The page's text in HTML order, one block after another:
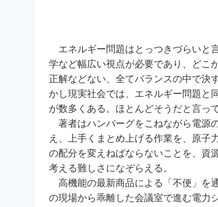
エネルギー問題はとっつきづらいと
学など幅広い視点が必要であり、どこ
正解などない、全てバランスの中で決
かし現実社会では、エネルギー問題と
が数多くある。ほとんどそうだと言っ
著者はハンバーグをこねながら電源
え、上手くまとめ上げる作業を、原子
の配分を変えねばならないことを、資
考える難しさになぞらえる。
高機能の最新商品による「不便」を
の現場から乖離した会議室で進む電力